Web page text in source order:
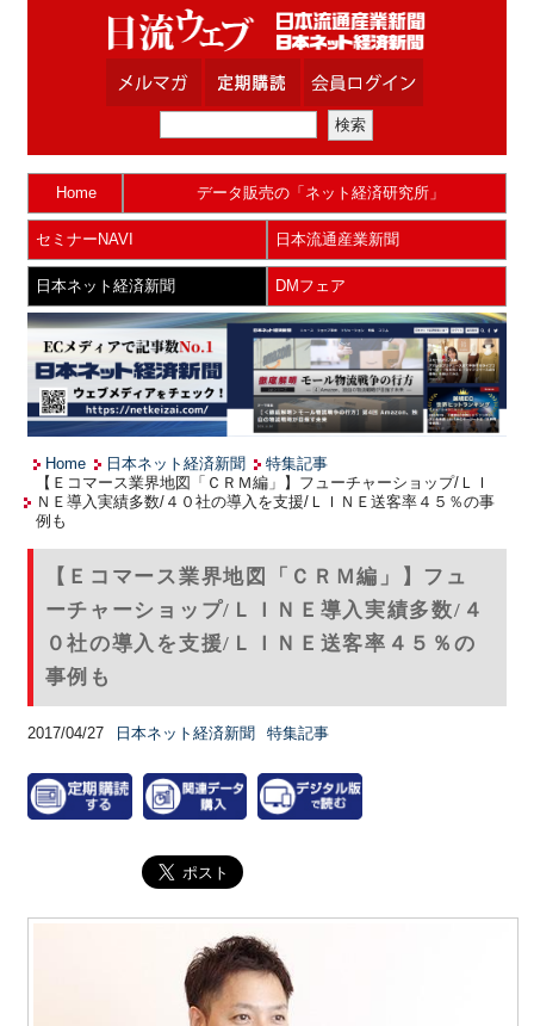
Home データ販売の「ネット経済研究所」
セミナーNAVI 日本流通産業新聞
日本ネット経済新聞 DMフェア
Home 日本ネット経済新聞
特集記事
【Ｅコマース業界地図「ＣＲＭ編」】フューチャーショップ/ＬＩ
ＮＥ導入実績多数/４０社の導入を支援/ＬＩＮＥ送客率４５％の事
例も
【Ｅコマース業界地図「ＣＲＭ編」】フュ
ーチャーショップ/ＬＩＮＥ導入実績多数/４
０社の導入を支援/ＬＩＮＥ送客率４５％の
事例も
2017/04/27 日本ネット経済新聞 特集記事